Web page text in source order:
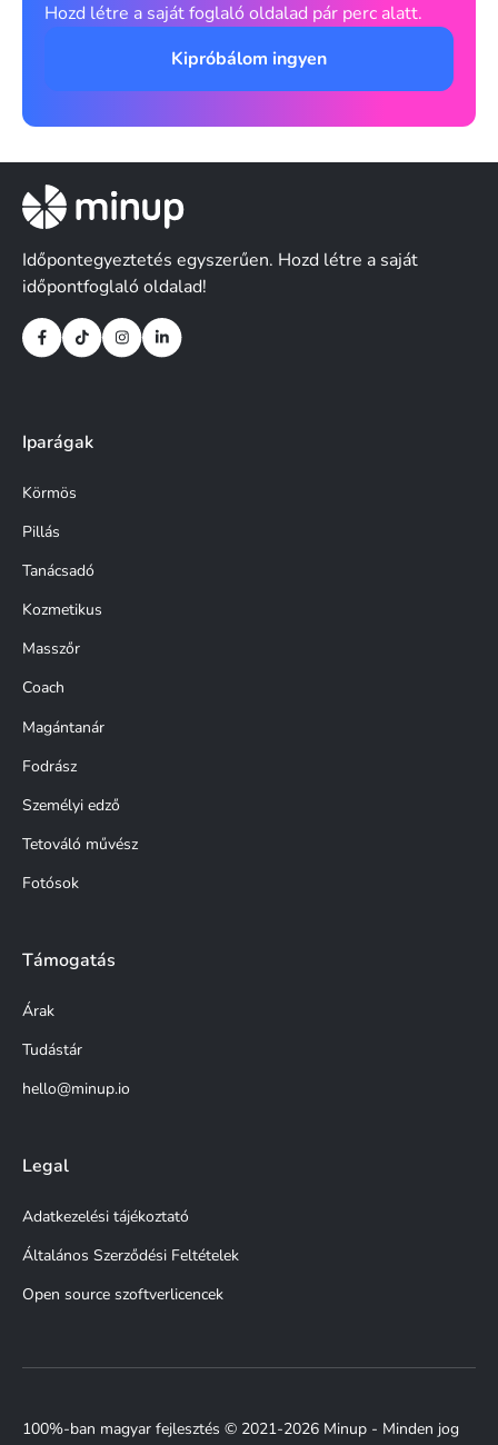
Hozd létre a saját foglaló oldalad pár perc alatt.
Kipróbálom ingyen
Időpontegyeztetés egyszerűen. Hozd létre a saját
időpontfoglaló oldalad!
Iparágak
Körmös
Pillás
Tanácsadó
Kozmetikus
Masszőr
Coach
Magántanár
Fodrász
Személyi edző
Tetováló művész
Fotósok
Támogatás
Árak
Tudástár
hello@minup.io
Legal
Adatkezelési tájékoztató
Általános Szerződési Feltételek
Open source szoftverlicencek
100%-ban magyar fejlesztés © 2021-2026 Minup - Minden jog